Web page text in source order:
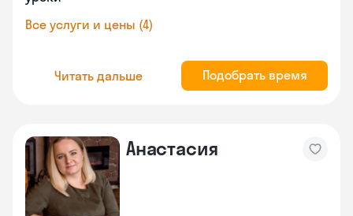
Все услуги и цены (4)
Читать дальше Подобрать время
Анастасия